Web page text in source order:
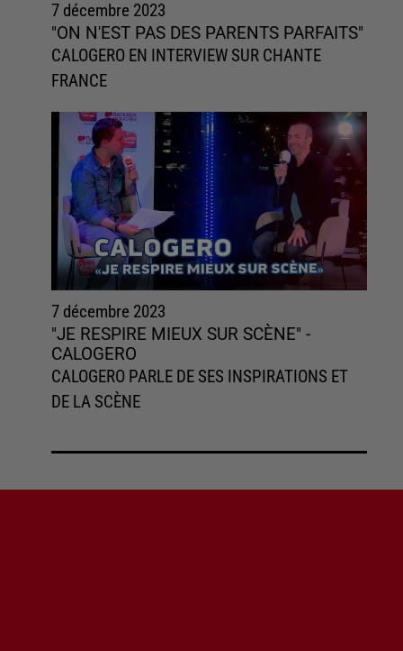
7 décembre 2023
"ON N'EST PAS DES PARENTS PARFAITS"
CALOGERO EN INTERVIEW SUR CHANTE
FRANCE
7 décembre 2023
"JE RESPIRE MIEUX SUR SCÈNE" -
CALOGERO
CALOGERO PARLE DE SES INSPIRATIONS ET
DE LA SCÈNE